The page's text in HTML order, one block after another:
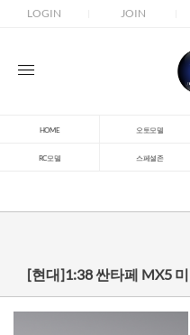
LOGIN JOIN
HOME 오토모델
RC모델 스페셜존
[현대]1:38 싼타페 MX5